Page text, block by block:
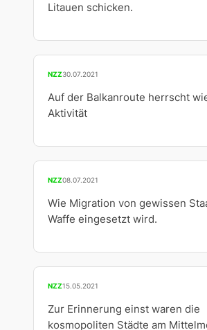
Litauen schicken.
NZZ30.07.2021
Auf der Balkanroute herrscht
Aktivität
NZZ08.07.2021
Wie Migration von gewissen
Waffe eingesetzt wird.
NZZ15.05.2021
Zur Erinnerung einst waren die
kosmopoliten Städte am